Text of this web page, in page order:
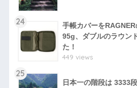
24
手帳カバーを
95g、ダブルのラウン
た！
449 views
25
日本一の階段は 3333